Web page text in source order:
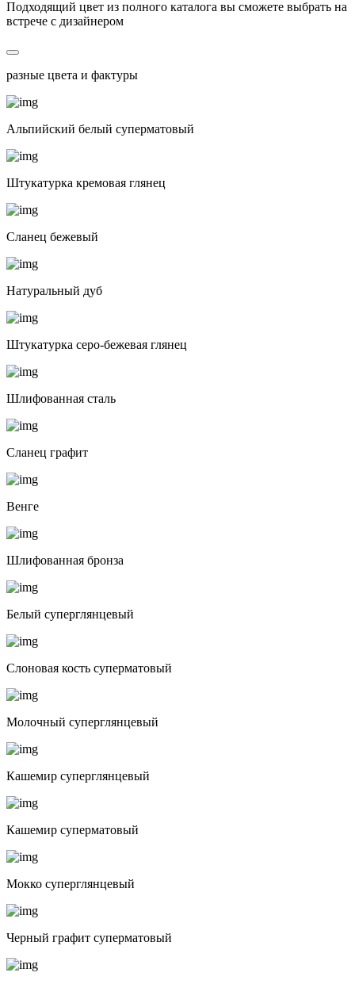
Подходящий цвет из полного каталога вы сможете выбрать на
встрече с дизайнером
разные цвета и фактуры
Альпийский белый суперматовый
Штукатурка кремовая глянец
Сланец бежевый
Натуральный дуб
Штукатурка серо-бежевая глянец
Шлифованная сталь
Сланец графит
Венге
Шлифованная бронза
Белый суперглянцевый
Слоновая кость суперматовый
Молочный суперглянцевый
Кашемир суперглянцевый
Кашемир суперматовый
Мокко суперглянцевый
Черный графит суперматовый